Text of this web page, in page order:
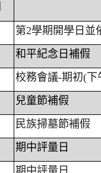
第2學期開學日並
和平紀念日補假
校務會議-期初(下
兒童節補假
民族掃墓節補假
期中評量日
期中評量日